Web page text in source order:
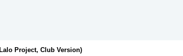
Project, Club Version)